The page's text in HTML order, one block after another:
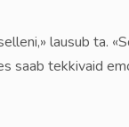
lausub ta.
saab tekkivaid